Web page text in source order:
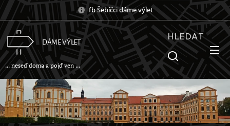
fb Šebíčci dáme výlet
DÁME VÝLET
... neseď doma a pojď ven ...
HLEDAT